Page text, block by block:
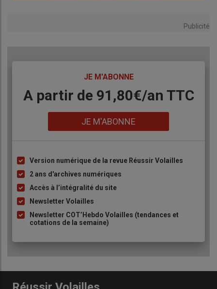
Publicité
JE M'ABONNE
Body
A partir de 91,80€/an​ TTC
JE M'ABONNE
Liste
à
puce
Version numérique de la revue Réussir Volailles
2 ans d'archives numériques
Accès à l’intégralité du site
Newsletter Volailles
Newsletter COT’Hebdo Volailles (tendances et
cotations de la semaine)